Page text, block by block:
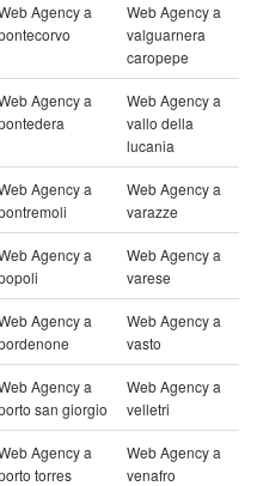
Agency a
Web Agency a
valguarnera
caropepe
Agency a
Web Agency a
vallo della
lucania
Agency a
Web Agency a
varazze
Agency a
Web Agency a
varese
Agency a
Web Agency a
vasto
Agency a
san giorgio
Web Agency a
velletri
Agency a
torres
Web Agency a
venafro